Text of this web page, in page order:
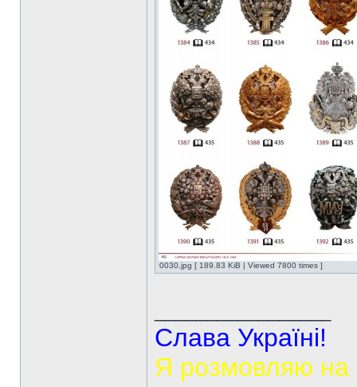
0030.jpg [ 189.83 KiB | Viewed 7800 times ]
Слава Україні!
Я розмовляю на